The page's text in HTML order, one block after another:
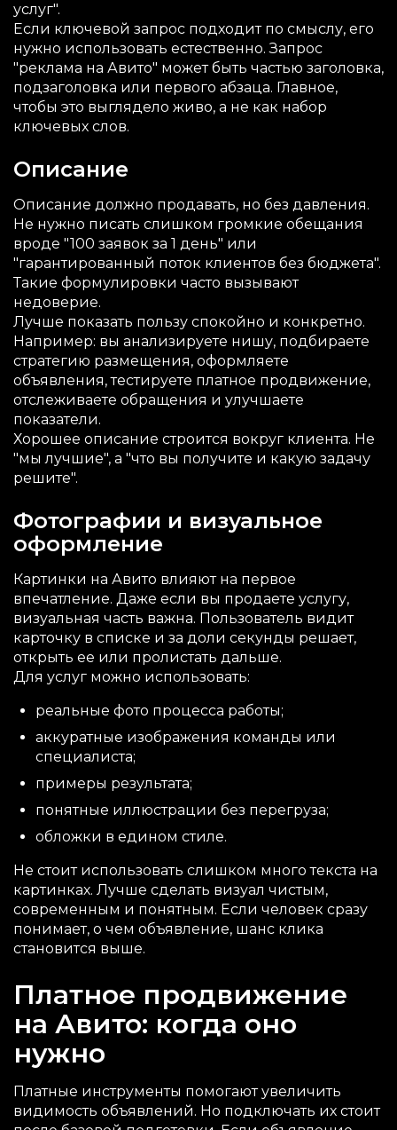
услуг".
Если ключевой запрос подходит по смыслу, его
нужно использовать естественно. Запрос
"реклама на Авито" может быть частью заголовка,
подзаголовка или первого абзаца. Главное,
чтобы это выглядело живо, а не как набор
ключевых слов.
Описание
Описание должно продавать, но без давления.
Не нужно писать слишком громкие обещания
вроде "100 заявок за 1 день" или
"гарантированный поток клиентов без бюджета".
Такие формулировки часто вызывают
недоверие.
Лучше показать пользу спокойно и конкретно.
Например: вы анализируете нишу, подбираете
стратегию размещения, оформляете
объявления, тестируете платное продвижение,
отслеживаете обращения и улучшаете
показатели.
Хорошее описание строится вокруг клиента. Не
"мы лучшие", а "что вы получите и какую задачу
решите".
Фотографии и визуальное
оформление
Картинки на Авито влияют на первое
впечатление. Даже если вы продаете услугу,
визуальная часть важна. Пользователь видит
карточку в списке и за доли секунды решает,
открыть ее или пролистать дальше.
Для услуг можно использовать:
реальные фото процесса работы;
аккуратные изображения команды или
специалиста;
примеры результата;
понятные иллюстрации без перегруза;
обложки в едином стиле.
Не стоит использовать слишком много текста на
картинках. Лучше сделать визуал чистым,
современным и понятным. Если человек сразу
понимает, о чем объявление, шанс клика
становится выше.
Платное продвижение
на Авито: когда оно
нужно
Платные инструменты помогают увеличить
видимость объявлений. Но подключать их стоит